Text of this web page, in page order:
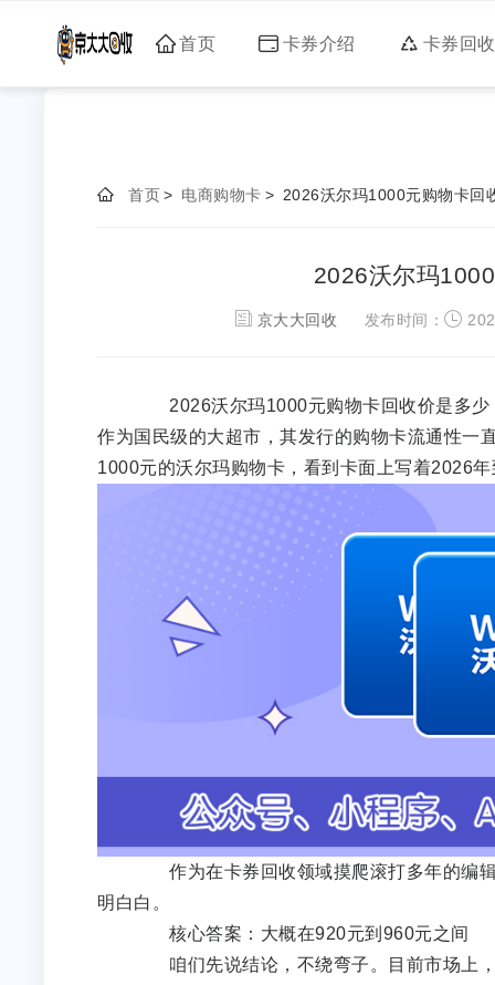
首页 卡券介绍 卡券回收
首页> 电商购物卡 > 2026沃尔玛1000元购物卡回
2026沃尔玛
京大大回收 发布时间：
2026沃尔玛1000元购物卡回收价是多少
作为国民级的大超市，其发行的购物卡流通性一
1000元的沃尔玛购物卡，看到卡面上写着2026
作为在卡券回收领域摸爬滚打多年的编辑
明白白。
核心答案：大概在920元到960元之间
咱们先说结论，不绕弯子。目前市场上，